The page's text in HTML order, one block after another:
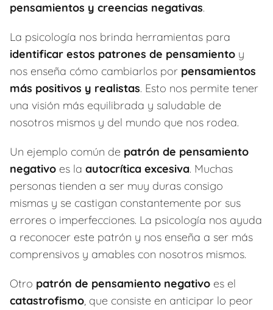
pensamientos y creencias negativas.
La psicología nos brinda herramientas para
identificar estos patrones de pensamiento y
nos enseña cómo cambiarlos por pensamientos
más positivos y realistas. Esto nos permite tener
una visión más equilibrada y saludable de
nosotros mismos y del mundo que nos rodea.
Un ejemplo común de patrón de pensamiento
negativo es la autocrítica excesiva. Muchas
personas tienden a ser muy duras consigo
mismas y se castigan constantemente por sus
errores o imperfecciones. La psicología nos ayuda
a reconocer este patrón y nos enseña a ser más
comprensivos y amables con nosotros mismos.
Otro patrón de pensamiento negativo es el
catastrofismo, que consiste en anticipar lo peor